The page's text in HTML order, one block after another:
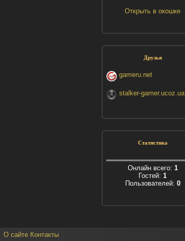
Открыть в окошке
Друзья
gameru.net
stalker-gamer.ucoz.ua
Статистика
Онлайн всего: 1
Гостей: 1
Пользователей: 0
О сайте Контакты